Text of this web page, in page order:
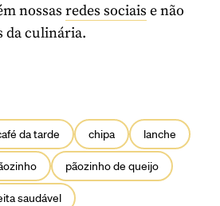
nossas redes sociais e não
da culinária.
da tarde chipa lanche
pãozinho de queijo
saudável